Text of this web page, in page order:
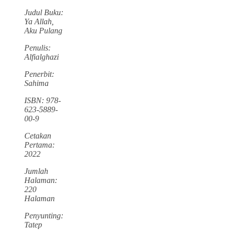
Judul Buku:
Ya Allah,
Aku Pulang
Penulis:
Alfialghazi
Penerbit:
Sahima
ISBN: 978-
623-5889-
00-9
Cetakan
Pertama:
2022
Jumlah
Halaman:
220
Halaman
Penyunting:
Tatep